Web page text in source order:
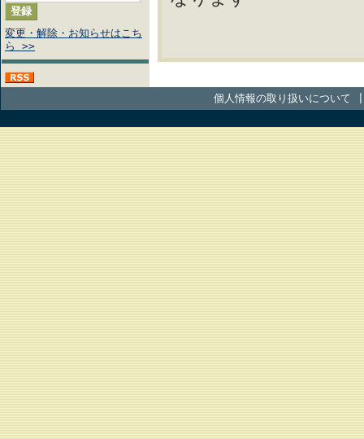
変更・解除・お知らせはこち
ら >>
個人情報の取り扱いについて